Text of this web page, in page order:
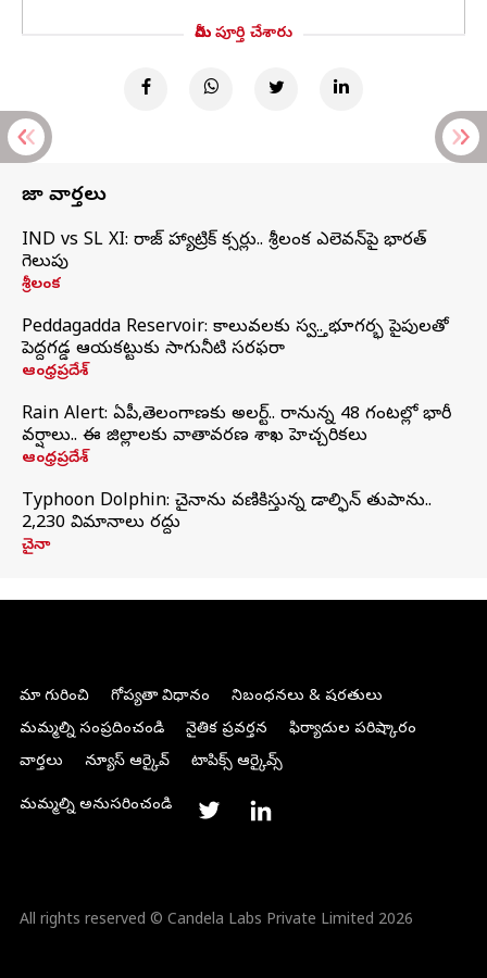
మీరు పూర్తి చేశారు
తాజా వార్తలు
IND vs SL XI: సిరాజ్‌ హ్యాట్రిక్‌ సిక్సర్లు.. శ్రీలంక ఎలెవన్‌పై భారత్‌
గెలుపు
శ్రీలంక
Peddagadda Reservoir: కాలువలకు స్వస్తి.. భూగర్భ పైపులతో
పెద్దగడ్డ ఆయకట్టుకు సాగునీటి సరఫరా
ఆంధ్రప్రదేశ్
Rain Alert: ఏపీ,తెలంగాణకు అలర్ట్.. రానున్న 48 గంటల్లో భారీ
వర్షాలు.. ఈ జిల్లాలకు వాతావరణ శాఖ హెచ్చరికలు
ఆంధ్రప్రదేశ్
Typhoon Dolphin: చైనాను వణికిస్తున్న డాల్ఫిన్‌ తుపాను..
2,230 విమానాలు రద్దు
చైనా
మా గురించి గోప్యతా విధానం
నిబంధనలు & షరతులు
మమ్మల్ని సంప్రదించండి
నైతిక ప్రవర్తన
ఫిర్యాదుల పరిష్కారం
వార్తలు
న్యూస్ ఆర్కైవ్ టాపిక్స్ ఆర్కైవ్స్
మమ్మల్ని అనుసరించండి
All rights reserved © Candela Labs Private Limited 2026